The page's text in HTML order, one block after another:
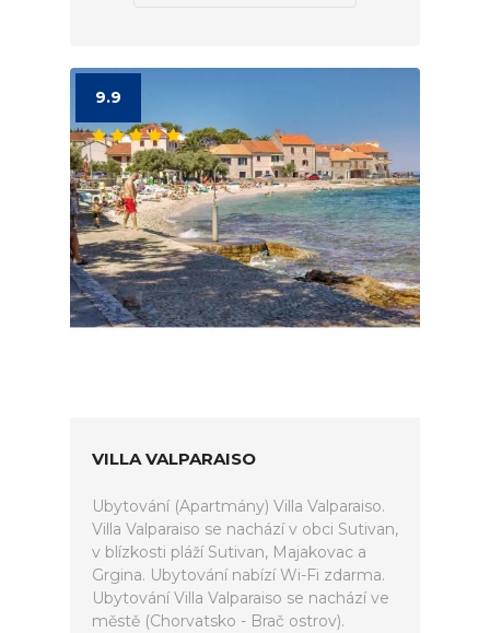
9.9
VILLA VALPARAISO
Ubytování (Apartmány) Villa Valparaiso.
Villa Valparaiso se nachází v obci Sutivan,
v blízkosti pláží Sutivan, Majakovac a
Grgina. Ubytování nabízí Wi-Fi zdarma.
Ubytování Villa Valparaiso se nachází ve
městě (Chorvatsko - Brač ostrov).